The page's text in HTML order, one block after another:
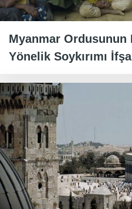
Myanmar Ordusunun
Yönelik Soykırımı